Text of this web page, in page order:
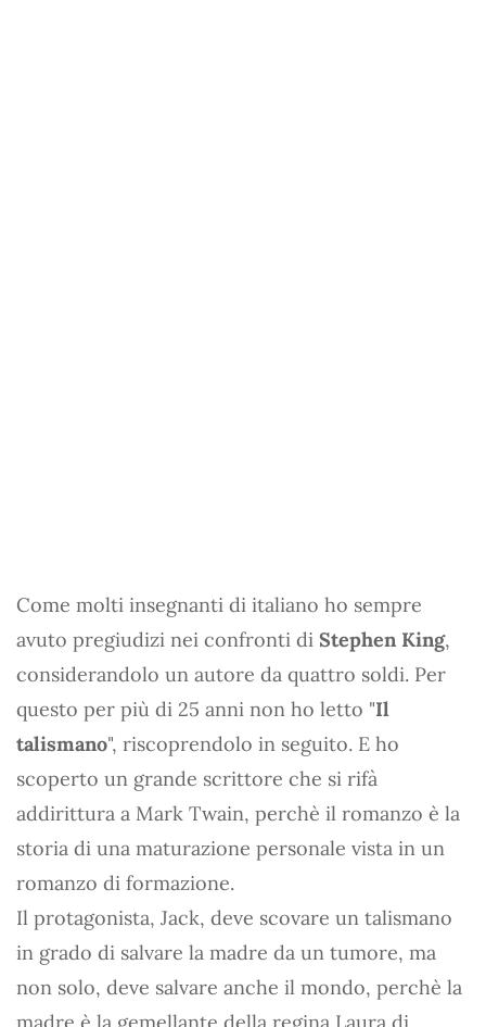
Come molti insegnanti di italiano ho sempre
avuto pregiudizi nei confronti di Stephen King,
considerandolo un autore da quattro soldi. Per
questo per più di 25 anni non ho letto "Il
talismano", riscoprendolo in seguito. E ho
scoperto un grande scrittore che si rifà
addirittura a Mark Twain, perchè il romanzo è la
storia di una maturazione personale vista in un
romanzo di formazione.
Il protagonista, Jack, deve scovare un talismano
in grado di salvare la madre da un tumore, ma
non solo, deve salvare anche il mondo, perchè la